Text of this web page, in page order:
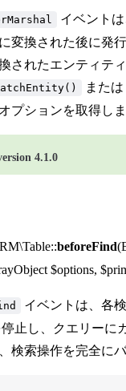
イベント
変換された後に発
されたエンティテ
または
プションを取得しま
4.1.0
beforeFind
$options,
イベントは、各
止し、クエリーに
検索操作を完全に